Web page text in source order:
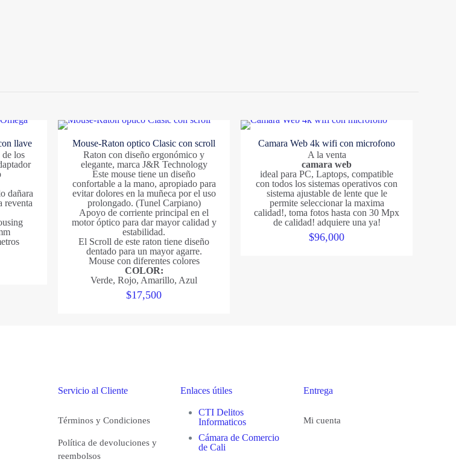
llave
los
dañara
reventa
Mouse-Raton optico Clasic con scroll
Raton con diseño ergonómico y
elegante, marca J&R Technology
Este mouse tiene un diseño
confortable a la mano, apropiado para
evitar dolores en la muñeca por el uso
prolongado. (Tunel Carpiano)
Apoyo de corriente principal en el
motor óptico para dar mayor calidad y
estabilidad.
El Scroll de este raton tiene diseño
dentado para un mayor agarre.
Mouse con diferentes colores
COLOR:
Verde, Rojo, Amarillo, Azul
$17,500
Camara Web 4k wifi con microfono
A la venta
camara web
ideal para PC, Laptops, compatible
con todos los sistemas operativos con
sistema ajustable de lente que le
permite seleccionar la maxima
calidad!, toma fotos hasta con 30 Mpx
de calidad! adquiere una ya!
$96,000
Servicio al Cliente
Términos y Condiciones
Política de devoluciones y
reembolsos
Enlaces útiles
CTI Delitos
Informaticos
Cámara de Comercio
de Cali
Entrega
Mi cuenta